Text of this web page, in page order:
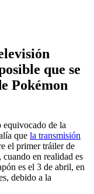
que se
Pokémon
equivocado de la
que la transmisión
el primer tráiler de
, cuando en realidad es
es el 3 de abril, en
debido a la